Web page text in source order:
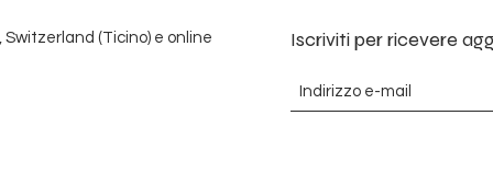
Switzerland (Ticino) e online Iscriviti per ricevere